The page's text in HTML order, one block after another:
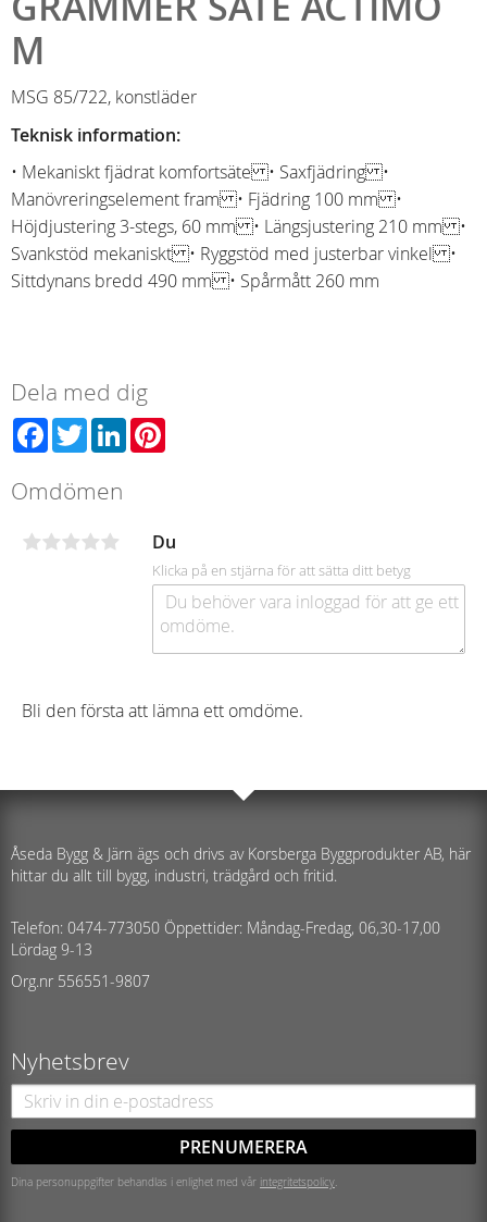
M
MSG 85/722, konstläder
Teknisk information:
• Mekaniskt fjädrat komfortsäte • Saxfjädring •
Manövreringselement fram • Fjädring 100 mm •
Höjdjustering 3-stegs, 60 mm • Längsjustering 210 mm •
Svankstöd mekaniskt • Ryggstöd med justerbar vinkel •
Sittdynans bredd 490 mm • Spårmått 260 mm
Dela med dig
Facebook
TwitterLinkedIn
Omdömen
Du
Klicka på en stjärna för att sätta ditt betyg
Bli den första att lämna ett omdöme.
Åseda Bygg & Järn ägs och drivs av Korsberga Byggprodukter AB, här
hittar du allt till bygg, industri, trädgård och fritid.
Telefon: 0474-773050 Öppettider: Måndag-Fredag, 06,30-17,00
Lördag 9-13
Org.nr 556551-9807
Nyhetsbrev
PRENUMERERA
Dina personuppgifter behandlas i enlighet med vår integritetspolicy.